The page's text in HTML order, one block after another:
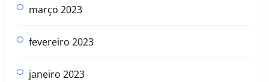
março 2023
fevereiro 2023
janeiro 2023